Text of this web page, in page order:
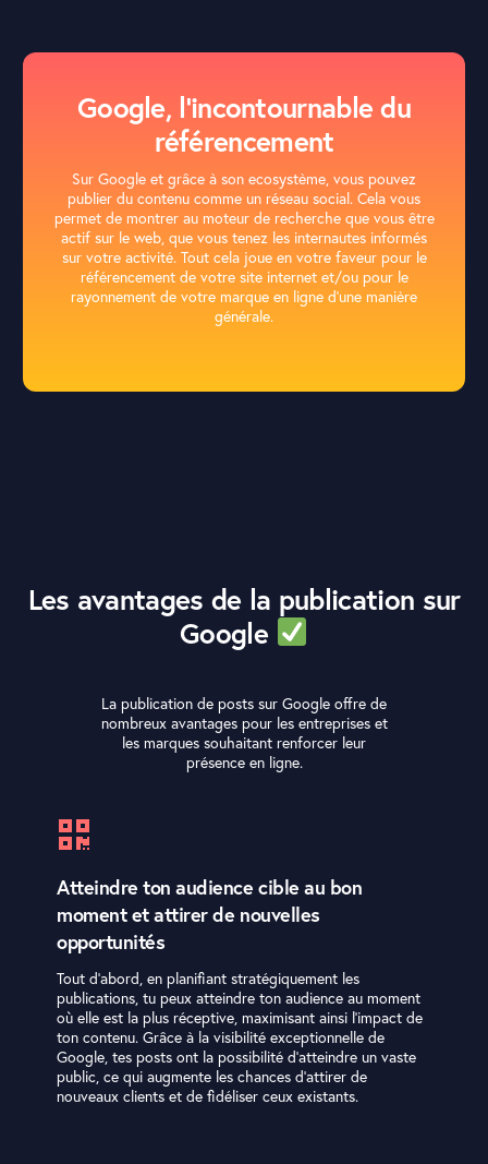
Google, l'incontournable du
référencement
Sur Google et grâce à son ecosystème, vous pouvez
publier du contenu comme un réseau social. Cela vous
permet de montrer au moteur de recherche que vous être
actif sur le web, que vous tenez les internautes informés
sur votre activité. Tout cela joue en votre faveur pour le
référencement de votre site internet et/ou pour le
rayonnement de votre marque en ligne d’une manière
générale.
Les avantages de la publication sur
Google
La publication de posts sur Google offre de
nombreux avantages pour les entreprises et
les marques souhaitant renforcer leur
présence en ligne.
Atteindre ton audience cible au bon
moment et attirer de nouvelles
opportunités
Tout d’abord, en planifiant stratégiquement les
publications, tu peux atteindre ton audience au moment
où elle est la plus réceptive, maximisant ainsi l’impact de
ton contenu. Grâce à la visibilité exceptionnelle de
Google, tes posts ont la possibilité d’atteindre un vaste
public, ce qui augmente les chances d’attirer de
nouveaux clients et de fidéliser ceux existants.